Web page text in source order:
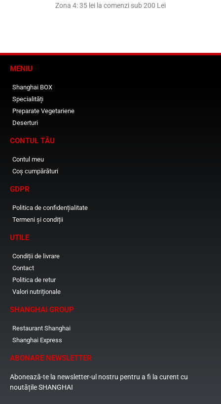
Zona 4: 35 lei la comenzi sub 200 Lei
MENIU
Shanghai BOX
Specialități
Preparate Vegetariene
Deserturi
CONTUL TĂU
Contul meu
Coș cumpărături
GDPR
Politica de confidențialitate
Termeni și condiții
UTILE
Condiții de livrare
Contact
Politica de retur
Valori nutriționale
SHANGHAI GROUP
Restaurant Shanghai
Shanghai Express
ABONARE NEWSLETTER
Abonează-te la newsletter-ul nostru pentru a fi la curent cu
noutățile SHANGHAI